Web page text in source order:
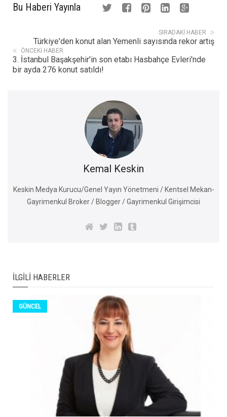
Bu Haberi Yayınla
SIRADAKI HABER
Türkiye'den konut alan Yemenli sayısında rekor artış
ÖNCEKI HABER
3. İstanbul Başakşehir'in son etabı Hasbahçe Evleri'nde
bir ayda 276 konut satıldı!
Kemal Keskin
Keskin Medya Kurucu/Genel Yayın Yönetmeni / Kentsel Mekan-
Gayrimenkul Broker / Blogger / Gayrimenkul Girişimcisi
İLGILI HABERLER
GÜNCEL